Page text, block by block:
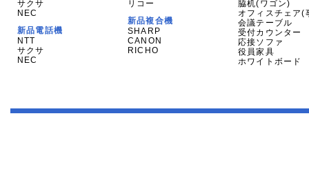
サクサ
NEC
新品電話機
NTT
サクサ
NEC
リコー
新品複合機
SHARP
CANON
RICHO
脇机(ワゴン)
オフィスチェア(
会議テーブル
受付カウンター
応接ソファ
役員家具
ホワイトボード